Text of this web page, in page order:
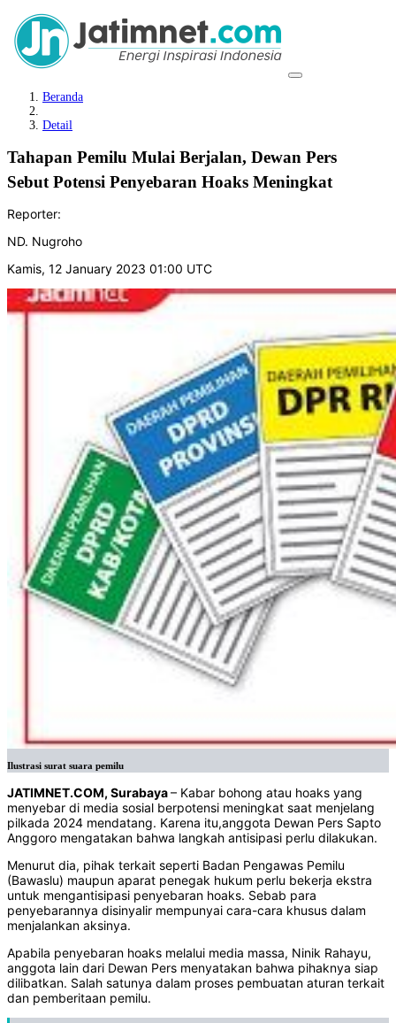
Beranda
Detail
Tahapan Pemilu Mulai Berjalan, Dewan Pers
Sebut Potensi Penyebaran Hoaks Meningkat
Reporter:
ND. Nugroho
Kamis, 12 January 2023 01:00 UTC
Ilustrasi surat suara pemilu
JATIMNET.COM, Surabaya– Kabar bohong atau hoaks yang
menyebar di media sosial berpotensi meningkat saat menjelang
pilkada 2024 mendatang. Karena itu,anggota Dewan Pers Sapto
Anggoro mengatakan bahwa langkah antisipasi perlu dilakukan.
Menurut dia, pihak terkait seperti Badan Pengawas Pemilu
(Bawaslu) maupun aparat penegak hukum perlu bekerja ekstra
untuk mengantisipasi penyebaran hoaks. Sebab para
penyebarannya disinyalir mempunyai cara-cara khusus dalam
menjalankan aksinya.
Apabila penyebaran hoaks melalui media massa, Ninik Rahayu,
anggota lain dari Dewan Pers menyatakan bahwa pihaknya siap
dilibatkan. Salah satunya dalam proses pembuatan aturan terkait
dan pemberitaan pemilu.